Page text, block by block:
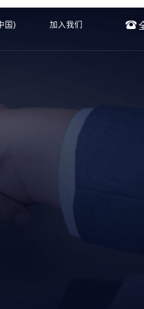
国) 加入我们